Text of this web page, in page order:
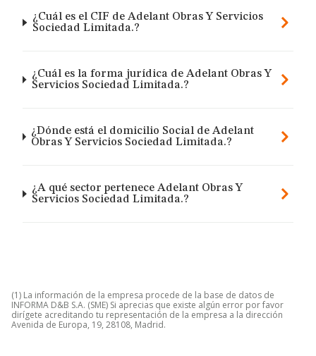
¿Cuál es el CIF de Adelant Obras Y Servicios
Sociedad Limitada.?
¿Cuál es la forma jurídica de Adelant Obras Y
Servicios Sociedad Limitada.?
¿Dónde está el domicilio Social de Adelant
Obras Y Servicios Sociedad Limitada.?
¿A qué sector pertenece Adelant Obras Y
Servicios Sociedad Limitada.?
(1) La información de la empresa procede de la base de datos de
INFORMA D&B S.A. (SME) Si aprecias que existe algún error por favor
dirígete acreditando tu representación de la empresa a la dirección
Avenida de Europa, 19, 28108, Madrid.